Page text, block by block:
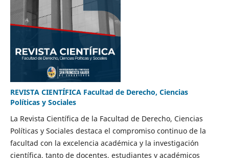
REVISTA CIENTÍFICA Facultad de Derecho, Ciencias
Políticas y Sociales
La Revista Científica de la Facultad de Derecho, Ciencias
Políticas y Sociales destaca el compromiso continuo de la
facultad con la excelencia académica y la investigación
científica, tanto de docentes, estudiantes y académicos